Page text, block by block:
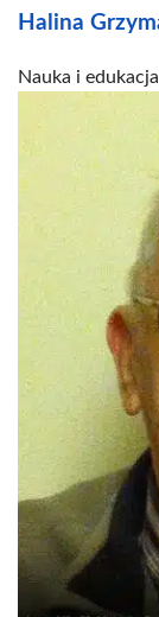
Halina
Nauka i edukacja